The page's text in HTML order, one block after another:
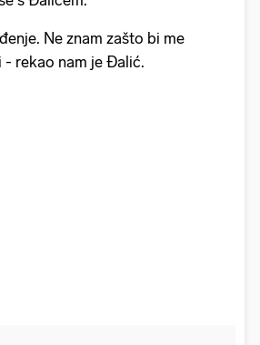
Ne znam zašto bi me
rekao nam je Đalić.